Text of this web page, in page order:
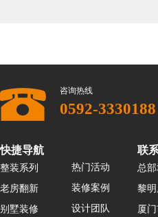
咨询热线
0592-3330188
快捷导航
整装系列
老房翻新
别墅装修
热门活动
装修案例
设计团队
联
总
黎
厦